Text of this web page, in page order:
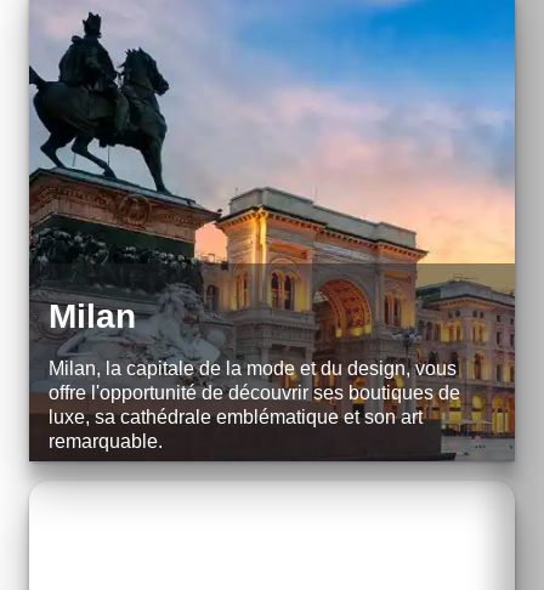
EXPLORE
Milan
Milan, la capitale de la mode et du design, vous
offre l'opportunité de découvrir ses boutiques de
luxe, sa cathédrale emblématique et son art
remarquable.